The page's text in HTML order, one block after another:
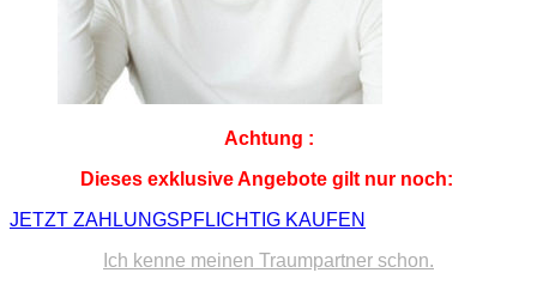
Achtung :
Dieses exklusive Angebote gilt nur noch:
JETZT ZAHLUNGSPFLICHTIG KAUFEN
Ich kenne meinen Traumpartner schon.